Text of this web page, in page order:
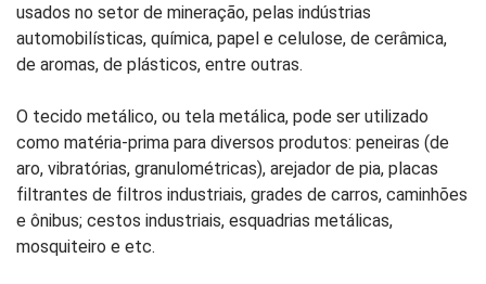
usados no setor de mineração, pelas indústrias
automobilísticas, química, papel e celulose, de cerâmica,
de aromas, de plásticos, entre outras.
O tecido metálico, ou tela metálica, pode ser utilizado
como matéria-prima para diversos produtos: peneiras (de
aro, vibratórias, granulométricas), arejador de pia, placas
filtrantes de filtros industriais, grades de carros, caminhões
e ônibus; cestos industriais, esquadrias metálicas,
mosquiteiro e etc.